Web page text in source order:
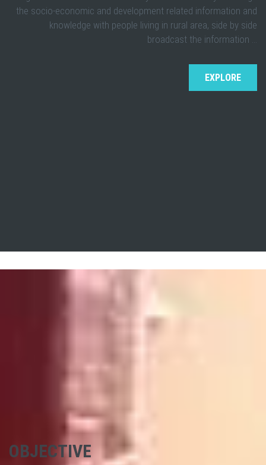
the socio-economic and development related information and
knowledge with people living in rural area, side by side
broadcast the information …
EXPLORE
OBJECTIVE